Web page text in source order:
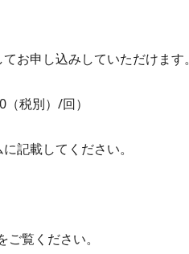
お申し込みしていただけます。
（税別）/回）
記載してください。
ご覧ください。